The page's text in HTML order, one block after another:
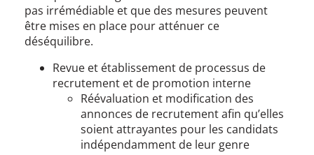
pas irrémédiable et que des mesures peuvent
être mises en place pour atténuer ce
déséquilibre.
Revue et établissement de processus de
recrutement et de promotion interne
Réévaluation et modification des
annonces de recrutement afin qu’elles
soient attrayantes pour les candidats
indépendamment de leur genre